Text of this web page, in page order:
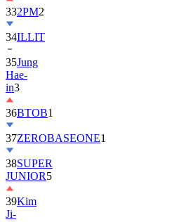
332PM2
34ILLIT
35Jung
Hae-
in3
36BTOB1
37ZEROBASEONE1
38SUPER
JUNIOR5
39Kim
Ji-